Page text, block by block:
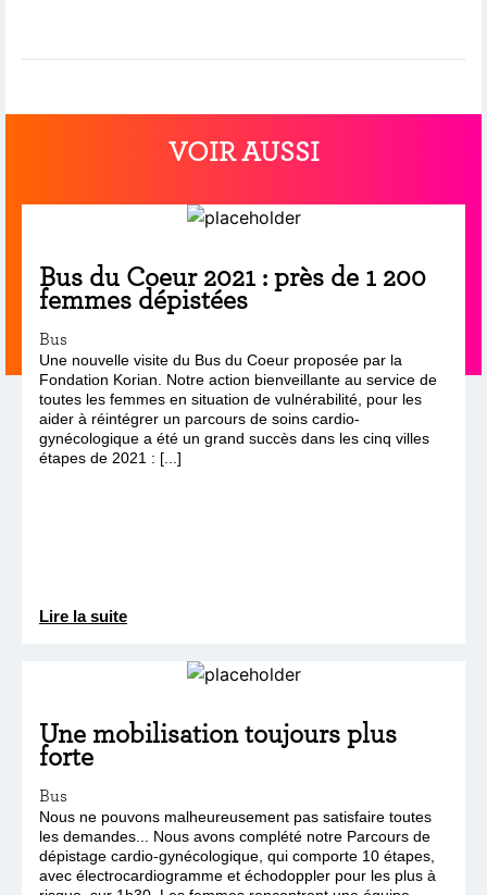
VOIR AUSSI
Bus du Coeur 2021 : près de 1 200
femmes dépistées
Bus
Une nouvelle visite du Bus du Coeur proposée par la
Fondation Korian. Notre action bienveillante au service de
toutes les femmes en situation de vulnérabilité, pour les
aider à réintégrer un parcours de soins cardio-
gynécologique a été un grand succès dans les cinq villes
étapes de 2021 : [...]
Lire la suite
Une mobilisation toujours plus
forte
Bus
Nous ne pouvons malheureusement pas satisfaire toutes
les demandes... Nous avons complété notre Parcours de
dépistage cardio-gynécologique, qui comporte 10 étapes,
avec électrocardiogramme et échodoppler pour les plus à